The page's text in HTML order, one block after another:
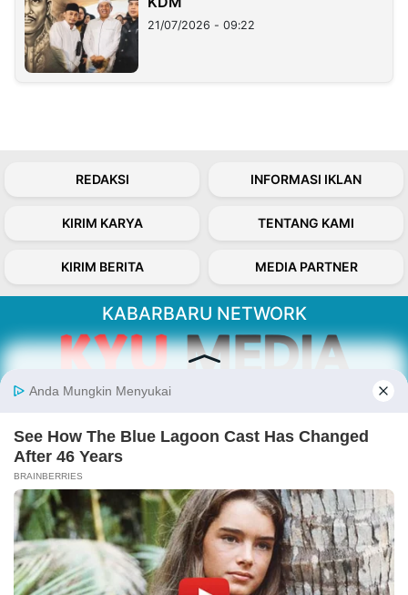
21/07/2026 - 09:22
REDAKSI INFORMASI IKLAN
KIRIM KARYA TENTANG KAMI
KIRIM BERITA MEDIA PARTNER
KABARBARU NETWORK
Kabarbaru.co menyajikan berita aktual dan
Follow Kabarbaru